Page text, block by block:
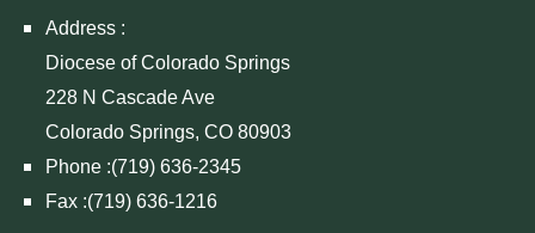
Address :
Diocese of Colorado Springs
228 N Cascade Ave
Colorado Springs, CO 80903
Phone :(719) 636-2345
Fax :(719) 636-1216